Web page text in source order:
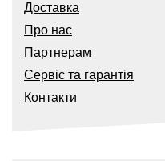
Доставка
Про нас
Партнерам
Сервіс та гарантія
Контакти